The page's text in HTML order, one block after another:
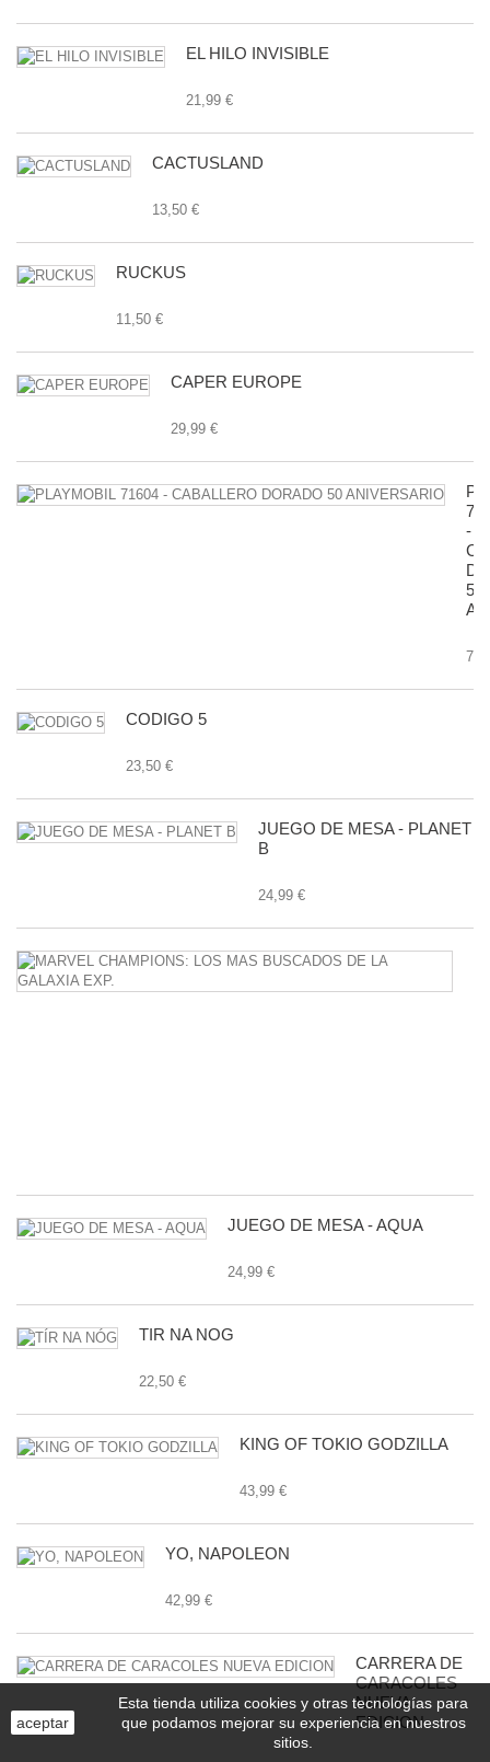
EL HILO INVISIBLE
21,99 €
CACTUSLAND
13,50 €
RUCKUS
11,50 €
CAPER EUROPE
29,99 €
-
50
CODIGO 5
23,50 €
JUEGO DE MESA - PLANET
B
24,99 €
JUEGO DE MESA - AQUA
24,99 €
TÍR NA NÓG
22,50 €
KING OF TOKIO GODZILLA
43,99 €
YO, NAPOLEON
42,99 €
CARRERA DE
CARACOLES
NUEVA
EDICION
aceptar
Esta tienda utiliza cookies y otras tecnologías para
que podamos mejorar su experiencia en nuestros
sitios.